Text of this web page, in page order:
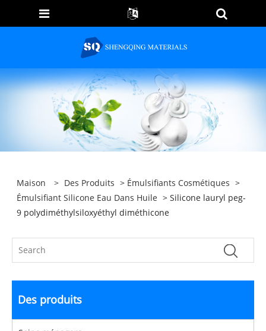
Maison > Des Produits > Émulsifiants Cosmétiques >
Émulsifiant Silicone Eau Dans Huile > Silicone lauryl peg-
9 polydiméthylsiloxyéthyl diméthicone
Des produits